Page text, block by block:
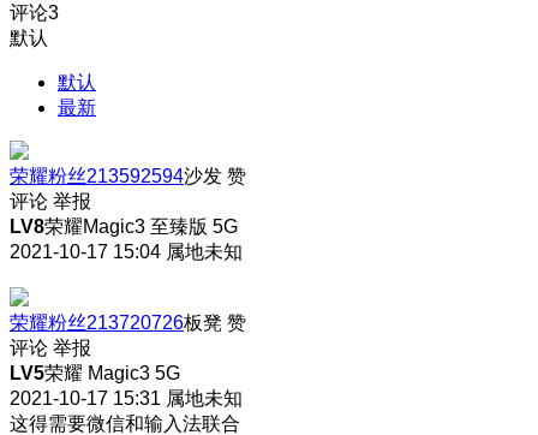
评论3
默认
默认
最新
荣耀粉丝213592594沙发 赞
评论 举报
LV8荣耀Magic3 至臻版 5G
2021-10-17 15:04 属地未知
荣耀粉丝213720726板凳 赞
评论 举报
LV5荣耀 Magic3 5G
2021-10-17 15:31 属地未知
这得需要微信和输入法联合